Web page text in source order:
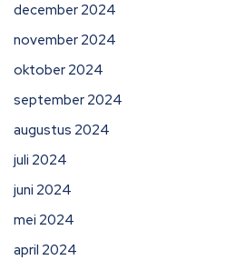
december 2024
november 2024
oktober 2024
september 2024
augustus 2024
juli 2024
juni 2024
mei 2024
april 2024